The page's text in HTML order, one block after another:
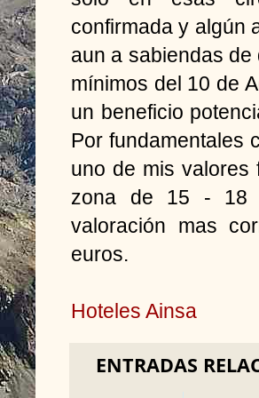
confirmada y algún
aun a sabiendas
mínimos del 10 de
un beneficio
Por fundamentales
uno de mis valores
zona de 15 - 18
valoración mas
euros.
Hoteles Ainsa
ENTRADAS